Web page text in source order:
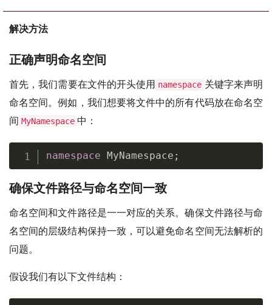
解决方法
正确声明命名空间
首先，我们需要在文件的开头使用 namespace 关键字来声明
命名空间。例如，我们想要将文件中的所有代码放在命名空
间 MyNamespace 中：
namespace MyNamespace ;
确保文件路径与命名空间一致
命名空间和文件路径是一一对应的关系。确保文件路径与命
名空间的层级结构保持一致，可以避免命名空间无法解析的
问题。
假设我们有以下文件结构：